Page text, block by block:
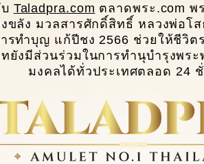
Taladpra.com ตลาดพระ.com พ
ขลัง มวลสารศักดิ์สิทธิ์ หลวงพ่อ
รทำบุญ แก้ปีชง 2566 ช่วยให้ชีวิต
ยังมีส่วนร่วมในการทํานุบํารุงพร
มงคลได้ทั่วประเทศตลอด 24